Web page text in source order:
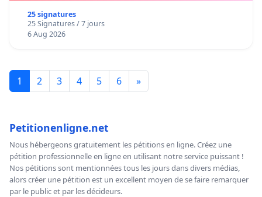
25 signatures
25 Signatures / 7 jours
6 Aug 2026
1 2 3 4 5 6 »
Petitionenligne.net
Nous hébergeons gratuitement les pétitions en ligne. Créez une
pétition professionnelle en ligne en utilisant notre service puissant !
Nos pétitions sont mentionnées tous les jours dans divers médias,
alors créer une pétition est un excellent moyen de se faire remarquer
par le public et par les décideurs.